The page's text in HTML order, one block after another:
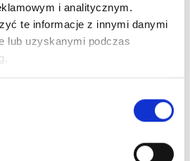
i analitycznym.
te informacje z innymi danymi
lub uzyskanymi podczas
w naszym bezpłatnym
kroku zaplanować i wdrożyć
(krok 11). Pobierz go, klikając w